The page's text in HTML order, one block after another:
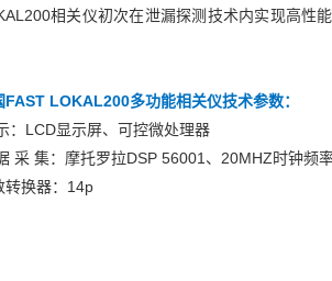
相关仪初次在泄漏探测技术内实现高性
FAST LOKAL200多功能相关仪技术参数：
：LCD显示屏、可控微处理器
采 集：摩托罗拉DSP 56001、20MHZ时钟频
转换器：14p